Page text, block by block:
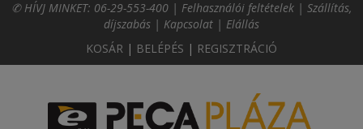
✆ HÍVJ MINKET: 06-29-553-400 | Felhasználói feltételek | Szállítás,
díjszabás | Kapcsolat | Elállás
KOSÁR | BELÉPÉS | REGISZTRÁCIÓ